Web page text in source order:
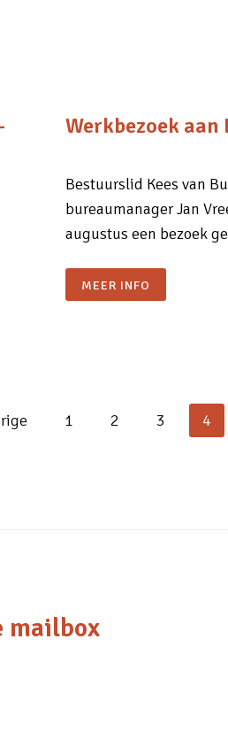
Werkbezoek aan
Bestuurslid Kees van
bureaumanager Jan
augustus een bezoek
MEER INFO
1 2 3 4
mailbox